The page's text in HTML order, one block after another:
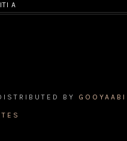
A
BY GOOYAABI